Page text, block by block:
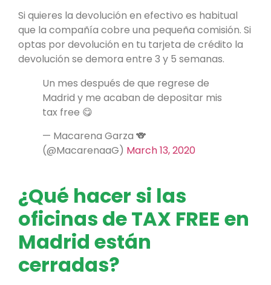
Si quieres la devolución en efectivo es habitual
que la compañía cobre una pequeña comisión. Si
optas por devolución en tu tarjeta de crédito la
devolución se demora entre 3 y 5 semanas.
Un mes después de que regrese de
Madrid y me acaban de depositar mis
tax free 😋
— Macarena Garza 🐨
(@MacarenaaG) March 13, 2020
¿Qué hacer si las
oficinas de TAX FREE en
Madrid están
cerradas?